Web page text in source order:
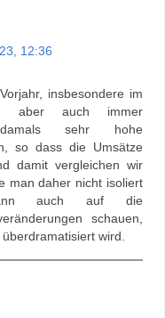
12:36
insbesondere im
aber auch immer
sehr hohe
so dass die Umsätze
damit vergleichen wir
man daher nicht isoliert
auch auf die
schauen,
wird.